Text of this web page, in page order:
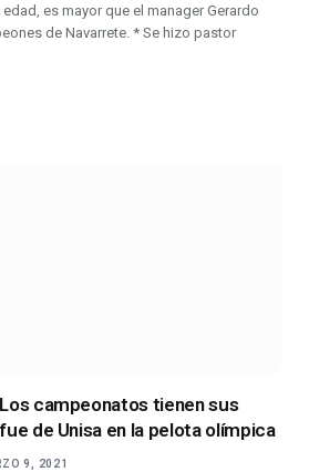
es mayor que el manager Gerardo
de Navarrete. * Se hizo pastor
campeonatos tienen sus
de Unisa en la pelota olímpica
9, 2021